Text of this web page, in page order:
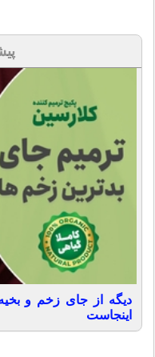
دیگه از جای زخم و
اینجاست